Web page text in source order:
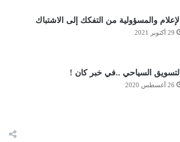
الإعلام والمسؤولية من التفكك إلى الاشتباك
29 أكتوبر 2021
التسويق السياحي ..في خبر كان !
26 أغسطس 2020